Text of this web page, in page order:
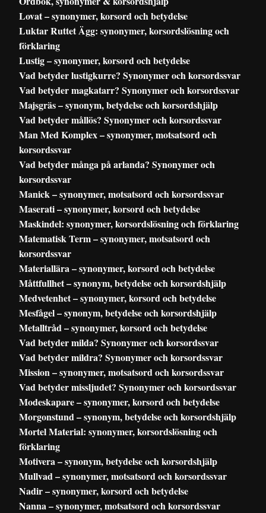
Lovat – synonymer, korsord och betydelse
Luktar Ruttet Ägg: synonymer, korsordslösning och
förklaring
Lustig – synonymer, korsord och betydelse
Vad betyder lustigkurre? Synonymer och korsordssvar
Vad betyder magkatarr? Synonymer och korsordssvar
Majsgräs – synonym, betydelse och korsordshjälp
Vad betyder mållös? Synonymer och korsordssvar
Man Med Komplex – synonymer, motsatsord och
korsordssvar
Vad betyder många på arlanda? Synonymer och
korsordssvar
Manick – synonymer, motsatsord och korsordssvar
Maserati – synonymer, korsord och betydelse
Maskindel: synonymer, korsordslösning och förklaring
Matematisk Term – synonymer, motsatsord och
korsordssvar
Materiallära – synonymer, korsord och betydelse
Måttfullhet – synonym, betydelse och korsordshjälp
Medvetenhet – synonymer, korsord och betydelse
Mesfågel – synonym, betydelse och korsordshjälp
Metalltråd – synonymer, korsord och betydelse
Vad betyder milda? Synonymer och korsordssvar
Vad betyder mildra? Synonymer och korsordssvar
Mission – synonymer, motsatsord och korsordssvar
Vad betyder missljudet? Synonymer och korsordssvar
Modeskapare – synonymer, korsord och betydelse
Morgonstund – synonym, betydelse och korsordshjälp
Mortel Material: synonymer, korsordslösning och
förklaring
Motivera – synonym, betydelse och korsordshjälp
Mullvad – synonymer, motsatsord och korsordssvar
Nadir – synonymer, korsord och betydelse
Nanna – synonymer, motsatsord och korsordssvar